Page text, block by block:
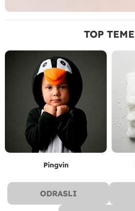
TOP TEME
Pingvin
ODRASLI